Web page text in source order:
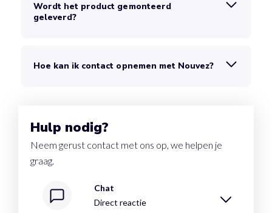
Wordt het product gemonteerd
geleverd?
Hoe kan ik contact opnemen met Nouvez?
Hulp nodig?
Neem gerust contact met ons op, we helpen je
graag.
Chat
Direct reactie